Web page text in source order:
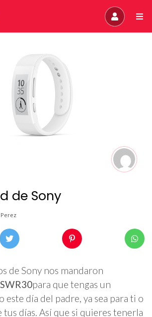
de Sony
de Sony nos mandaron
para que tengas un
este día del padre, ya sea para ti o
tus días. Así que si quieres tenerla